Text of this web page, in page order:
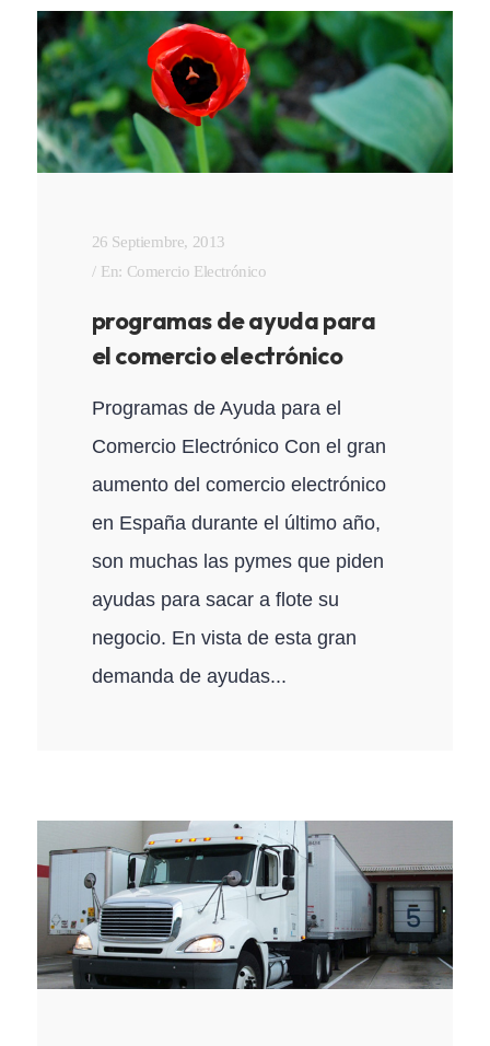
26 Septiembre, 2013
En: Comercio Electrónico
programas de ayuda para
el comercio electrónico
Programas de Ayuda para el
Comercio Electrónico Con el gran
aumento del comercio electrónico
en España durante el último año,
son muchas las pymes que piden
ayudas para sacar a flote su
negocio. En vista de esta gran
demanda de ayudas...